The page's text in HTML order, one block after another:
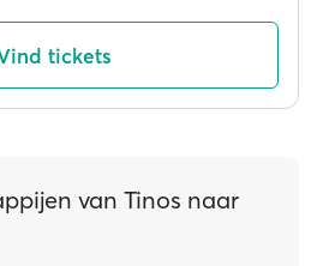
tickets
van Tinos naar